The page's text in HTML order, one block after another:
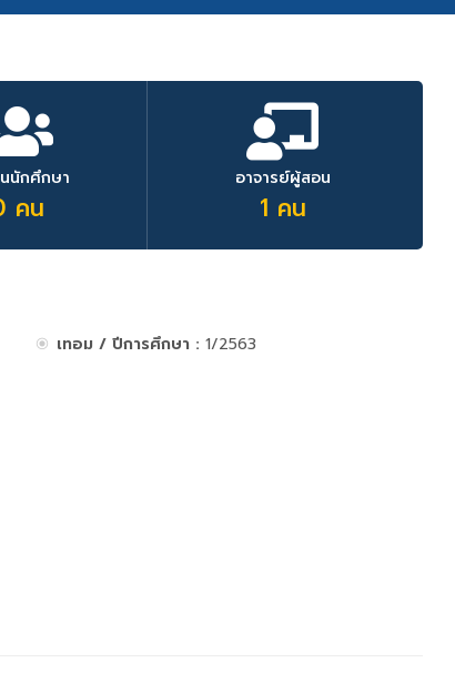
นักศึกษา
คน
อาจารย์ผู้สอน
1 คน
เทอม / ปีการศึกษา : 1/2563